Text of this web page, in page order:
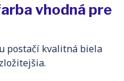
vhodná pre
postačí kvalitná biela